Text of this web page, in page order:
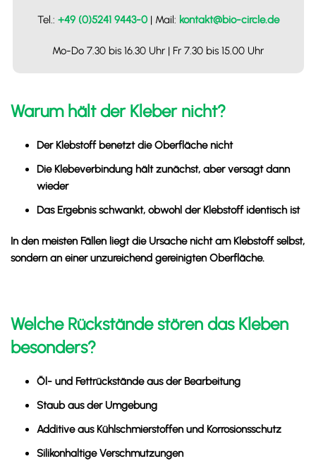
Tel.: +49 (0)5241 9443-0| Mail: kontakt@bio-circle.de
Mo-Do 7.30 bis 16.30 Uhr | Fr 7.30 bis 15.00 Uhr
Warum hält der Kleber nicht?
Der Klebstoff benetzt die Oberfläche nicht
Die Klebeverbindung hält zunächst, aber versagt dann
wieder
Das Ergebnis schwankt, obwohl der Klebstoff identisch ist
In den meisten Fällen liegt die Ursache nicht am Klebstoff selbst,
sondern an einer unzureichend gereinigten Oberfläche.
Welche Rückstände stören das Kleben
besonders?
Öl- und Fettrückstände aus der Bearbeitung
Staub aus der Umgebung
Additive aus Kühlschmierstoffen und Korrosionsschutz
Silikonhaltige Verschmutzungen